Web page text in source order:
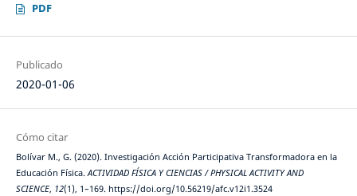
PDF
Publicado
2020-01-06
Cómo citar
Bolívar M., G. (2020). Investigación Acción Participativa Transformadora en la
Educación Física.ACTIVIDAD FÍSICA Y CIENCIAS / PHYSICAL ACTIVITY AND
SCIENCE, 12(1), 1–169. https://doi.org/10.56219/afc.v12i1.3524